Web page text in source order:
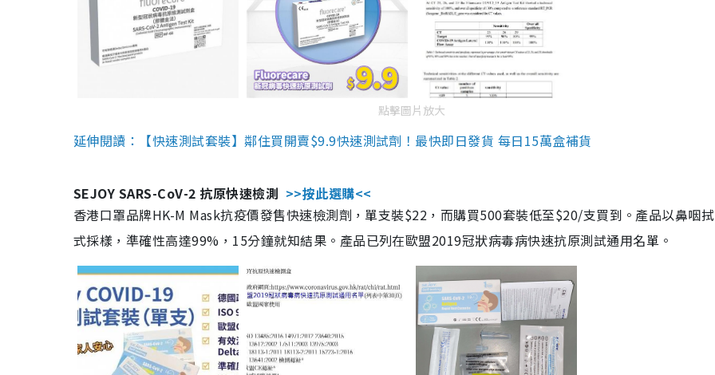
點擊圖片放大
延伸閱讀：【快速測試套裝】鄰住買開賣$9.9快速測試劑！最快即日發貨 每日15萬盒補貨
SEJOY SARS-CoV-2 抗原快速檢測 >>按此選購<<
香港口罩品牌HK-M Mask抗疫價發售快速檢測劑，單支裝$22，而購買500套裝低至$20/支買到。產品以鼻咽
式採樣，準確性高達99%，15分鐘就知結果。產品已列在歐盟2019冠狀病毒病快速抗原測試通用名單。